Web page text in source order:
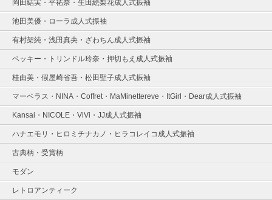
岡田結実・平祐奈・生田絵梨花成人式振袖
池田美優・ローラ成人式振袖
有村架純・浅田真央・ざわちん成人式振袖
ベッキー・トリンドル玲奈・押切もえ成人式振袖
桂由美・假屋崎省吾・松田聖子成人式振袖
マーベラス・NINA・Coffret・MaMinettereve・ItGirl・Dear成人式振袖
Kansai・NICOLE・ViVi・JJ成人式振袖
ハナエモリ・ヒロミチナカノ・ヒラコレイコ成人式振袖
古典柄・受賞柄
モダン
レトロアンティーク